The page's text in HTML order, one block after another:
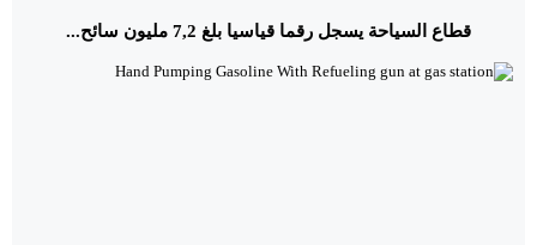
قطاع السياحة يسجل رقما قياسيا بلغ 7,2 مليون سائح...